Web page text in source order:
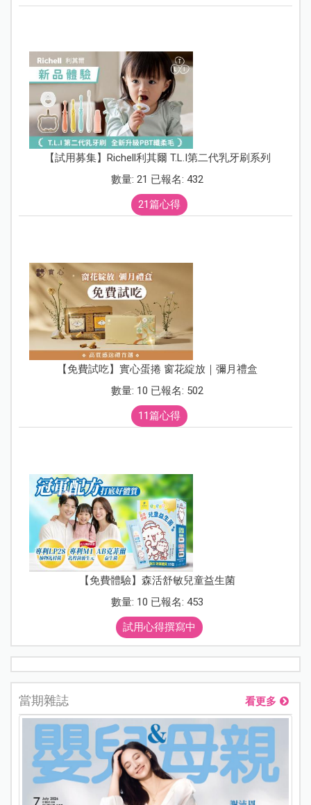
【試用募集】Richell利其爾 T.L.I第二代乳牙刷系列
數量: 21 已報名: 432
21篇心得
【免費試吃】實心蛋捲 窗花綻放｜彌月禮盒
數量: 10 已報名: 502
11篇心得
【免費體驗】森活舒敏兒童益生菌
數量: 10 已報名: 453
試用心得撰寫中
當期雜誌 看更多